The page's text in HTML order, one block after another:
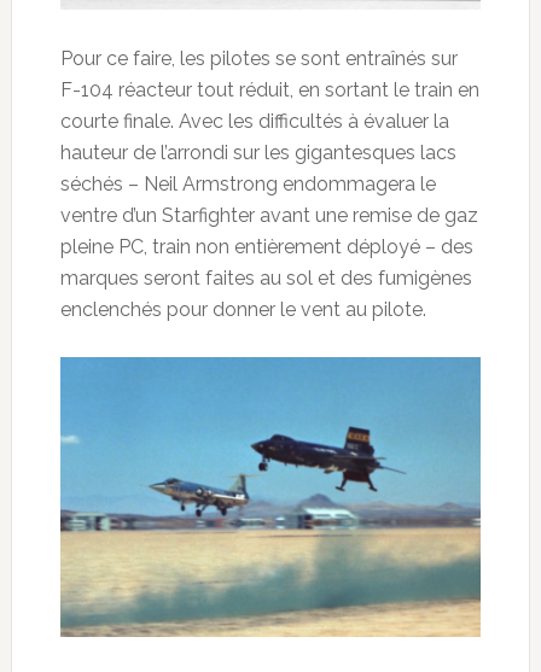
Pour ce faire, les pilotes se sont entraînés sur
F-104 réacteur tout réduit, en sortant le train en
courte finale. Avec les difficultés à évaluer la
hauteur de l’arrondi sur les gigantesques lacs
séchés – Neil Armstrong endommagera le
ventre d’un Starfighter avant une remise de gaz
pleine PC, train non entièrement déployé – des
marques seront faites au sol et des fumigènes
enclenchés pour donner le vent au pilote.